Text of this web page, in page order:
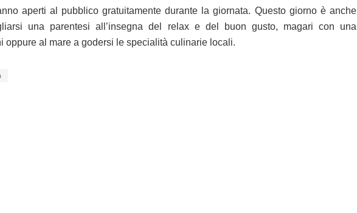
aperti al pubblico gratuitamente durante la giornata. Questo giorno è anche
una parentesi all’insegna del relax e del buon gusto, magari con una
oppure al mare a godersi le specialità culinarie locali.